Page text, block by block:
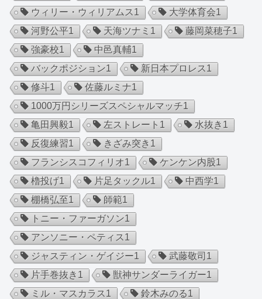
ウィリー・ウィリアムス1 大学体育会1
河野公平1 天海ツナミ 1 藤岡菜穂子1
強豪校1 中邑真輔1
バックポジション1 新日本プロレス1
修斗1 佐藤ルミナ1
1000万円シリーズスペシャルマッチ1
亀田興毅1 左ストレート 1 水抜き 1
反復練習1 きざみ突き 1
フランシスコフィリオ1 ケンケン内股1
櫓投げ1 片足タックル1 中西学1
棚橋弘至1 師範1
トニー・ファーガソン1
アンソニー・ペティス1
ジャスティン・ゲイジー1 武藤敬司 1
片手巻抜き 1 獣神サンダーライガー1
ミル・マスカラス1 鈴木みのる1